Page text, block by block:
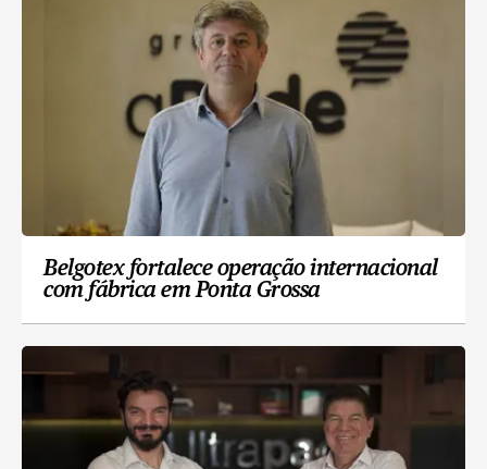
Belgotex fortalece operação internacional
com fábrica em Ponta Grossa